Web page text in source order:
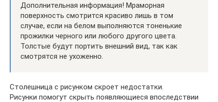
Дополнительная информация! Мраморная
поверхность смотрится красиво лишь в том
случае, если на белом выполняются тоненькие
прожилки черного или любого другого цвета.
Толстые будут портить внешний вид, так как
смотрятся не ухоженно.
Столешница с рисунком скроет недостатки.
Рисунки помогут скрыть появляющиеся впоследствии